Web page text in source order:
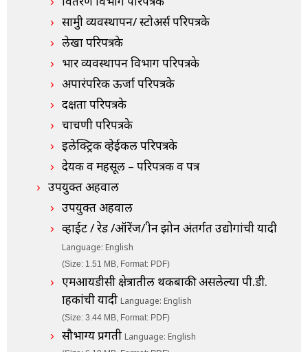
सामुग्री व्यवस्थापन/ स्टोअर्स परिपत्रके
लेखा परिपत्रके
भार व्यवस्थापन विभाग परिपत्रके
अपारंपरिक ऊर्जा परिपत्रके
दक्षता परिपत्रके
चाचणी परिपत्रके
इलेक्ट्रिक व्हेईकल परिपत्रके
देयक व महसूल – परिपत्रक व पत्र
उपयुक्त अहवाल
उपयुक्त अहवाल
व्हाईट / रेड /ऑरेंज/ ग्रीन झोन अंतर्गत उद्योगांची यादी
Language: English
(Size: 1.51 MB, Format: PDF)
एमआयडीसी क्षेत्रातील थकबाकी असलेल्या पी.डी.
ग्राहकांची यादी Language: English
(Size: 3.44 MB, Format: PDF)
सौभाग्य प्रगती Language: English